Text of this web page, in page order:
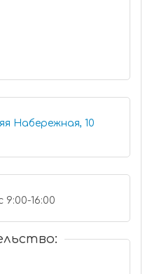
Набережная, 10
9:00-16:00